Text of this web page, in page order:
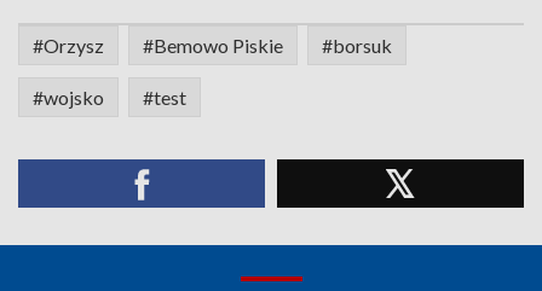
#Orzysz #Bemowo Piskie #borsuk
#wojsko #test